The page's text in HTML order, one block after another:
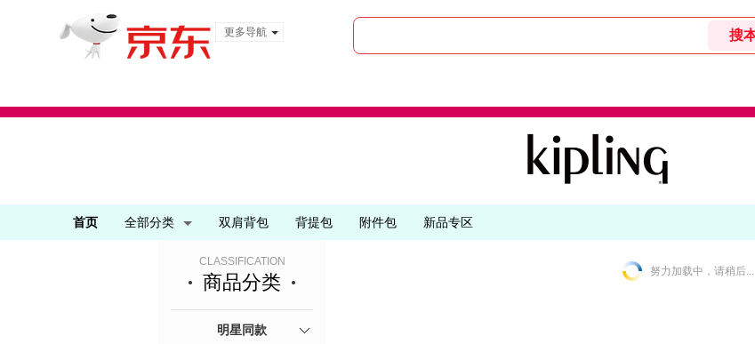
更多导航
首页 全部分类 双肩背包 背提包 附件包 新品专区
CLASSIFICATION
商品分类
明星同款
努力加载中，请稍后...